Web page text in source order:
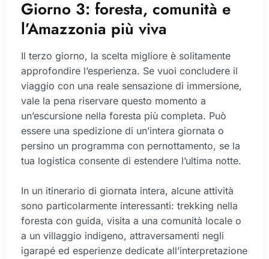
Giorno 3: foresta, comunità e
l’Amazzonia più viva
Il terzo giorno, la scelta migliore è solitamente
approfondire l’esperienza. Se vuoi concludere il
viaggio con una reale sensazione di immersione,
vale la pena riservare questo momento a
un’escursione nella foresta più completa. Può
essere una spedizione di un’intera giornata o
persino un programma con pernottamento, se la
tua logistica consente di estendere l’ultima notte.
In un itinerario di giornata intera, alcune attività
sono particolarmente interessanti: trekking nella
foresta con guida, visita a una comunità locale o
a un villaggio indigeno, attraversamenti negli
igarapé ed esperienze dedicate all’interpretazione